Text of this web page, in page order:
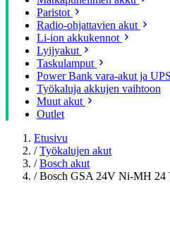
Paristot
Radio-ohjattavien akut
Li-ion akkukennot
Lyijyakut
Taskulamput
Power Bank vara-akut ja UPS
Työkaluja akkujen vaihtoon
Muut akut
Outlet
Etusivu
/ Työkalujen akut
/ Bosch akut
/ Bosch GSA 24V Ni-MH 24